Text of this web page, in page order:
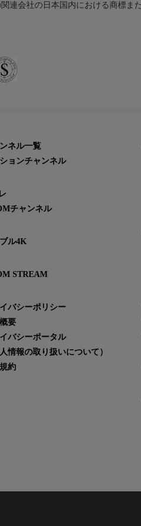
連会社の日本国内における商標ま
ネル一覧
ョンチャンネル
チャンネル
ル4K
STREAM
バシーポリシー
要
バシーポータル
人情報の取り扱いについて）
約